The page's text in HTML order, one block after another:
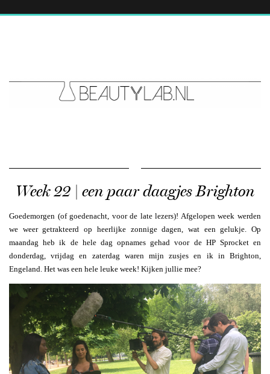
Week 22 | een paar daagjes Brighton
Goedemorgen (of goedenacht, voor de late lezers)! Afgelopen week werden
we weer getrakteerd op heerlijke zonnige dagen, wat een gelukje. Op
maandag heb ik de hele dag opnames gehad voor de HP Sprocket en
donderdag, vrijdag en zaterdag waren mijn zusjes en ik in Brighton,
Engeland. Het was een hele leuke week! Kijken jullie mee?